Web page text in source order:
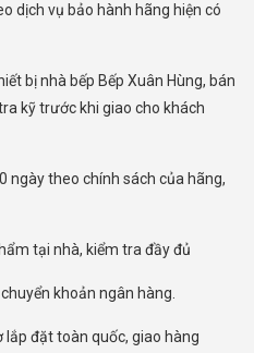
dịch vụ bảo hành hãng hiện có
bị nhà bếp Bếp Xuân Hùng, bán
kỹ trước khi giao cho khách
ngày theo chính sách của hãng,
tại nhà, kiểm tra đầy đủ
khoản ngân hàng.
lắp đặt toàn quốc, giao hàng